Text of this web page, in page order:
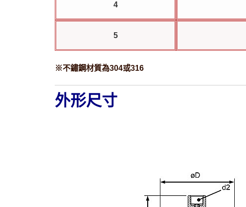
4
5
※不鏽鋼材質為304或316
外形尺寸